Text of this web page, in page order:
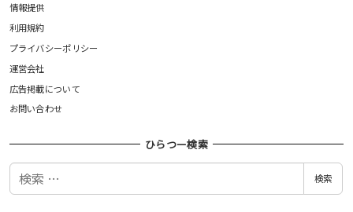
情報提供
利用規約
プライバシーポリシー
運営会社
広告掲載について
お問い合わせ
ひらつー検索
検
検索